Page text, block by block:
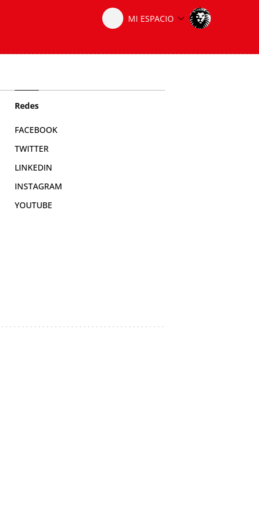
Redes
FACEBOOK
TWITTER
LINKEDIN
INSTAGRAM
YOUTUBE